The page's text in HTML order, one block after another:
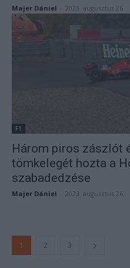
Majer Dániel 2023. augusztus 26.
F1
Három piros zászlót
tömkelegét hozta a
szabadedzése
Majer Dániel 2023. augusztus 26.
1 2 3